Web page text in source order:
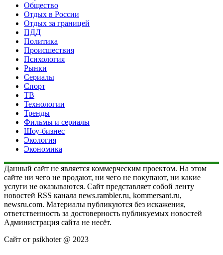
Общество
Отдых в России
Отдых за границей
ПДД
Политика
Происшествия
Психология
Рынки
Сериалы
Спорт
ТВ
Технологии
Тренды
Фильмы и сериалы
Шоу-бизнес
Экология
Экономика
Данный сайт не является коммерческим проектом. На этом
сайте ни чего не продают, ни чего не покупают, ни какие
услуги не оказываются. Сайт представляет собой ленту
новостей RSS канала news.rambler.ru, kommersant.ru,
newsru.com. Материалы публикуются без искажения,
ответственность за достоверность публикуемых новостей
Администрация сайта не несёт.
Сайт от psikhoter @ 2023